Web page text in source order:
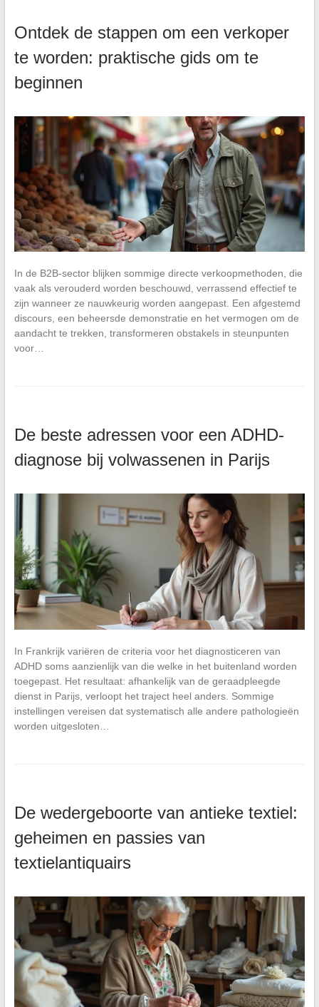
Ontdek de stappen om een verkoper
te worden: praktische gids om te
beginnen
In de B2B-sector blijken sommige directe verkoopmethoden, die
vaak als verouderd worden beschouwd, verrassend effectief te
zijn wanneer ze nauwkeurig worden aangepast. Een afgestemd
discours, een beheersde demonstratie en het vermogen om de
aandacht te trekken, transformeren obstakels in steunpunten
voor…
De beste adressen voor een ADHD-
diagnose bij volwassenen in Parijs
In Frankrijk variëren de criteria voor het diagnosticeren van
ADHD soms aanzienlijk van die welke in het buitenland worden
toegepast. Het resultaat: afhankelijk van de geraadpleegde
dienst in Parijs, verloopt het traject heel anders. Sommige
instellingen vereisen dat systematisch alle andere pathologieën
worden uitgesloten…
De wedergeboorte van antieke textiel:
geheimen en passies van
textielantiquairs